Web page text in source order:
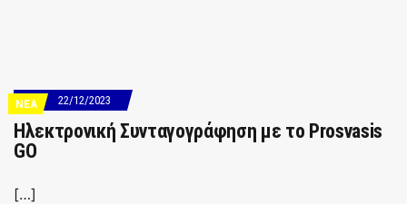
ΝΕΑ 22/12/2023
Ηλεκτρονική Συνταγογράφηση με το Prosvasis
GO
[…]